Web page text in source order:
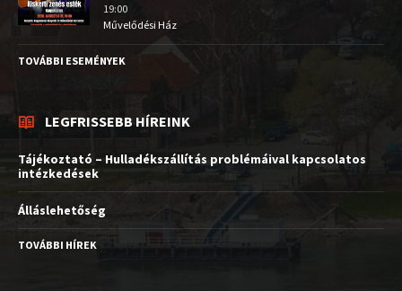
19:00
Művelődési Ház
TOVÁBBI ESEMÉNYEK
LEGFRISSEBB HÍREINK
Tájékoztató – Hulladékszállítás problémáival kapcsolatos
intézkedések
Álláslehetőség
TOVÁBBI HÍREK